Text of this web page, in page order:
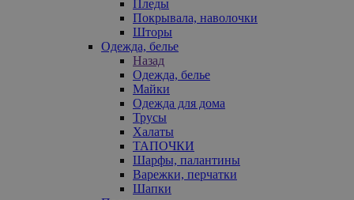
Пледы
Покрывала, наволочки
Шторы
Одежда, белье
Назад
Одежда, белье
Майки
Одежда для дома
Трусы
Халаты
ТАПОЧКИ
Шарфы, палантины
Варежки, перчатки
Шапки